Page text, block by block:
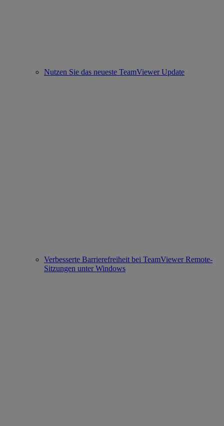
Nutzen Sie das neueste TeamViewer Update
Verbesserte Barrierefreiheit bei TeamViewer Remote-
Sitzungen unter Windows